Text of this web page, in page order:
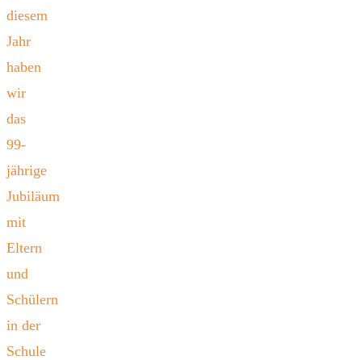
diesem
Jahr
haben
wir
das
99-
jährige
Jubiläum
mit
Eltern
und
Schülern
in der
Schule